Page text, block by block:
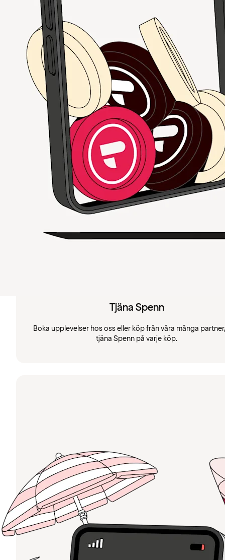
Tjäna Spenn
Boka upplevelser hos oss eller köp från våra många
tjäna Spenn på varje köp.